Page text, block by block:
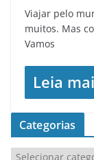
Viajar pelo
muitos. Mas
Vamos
Leia
Categorias